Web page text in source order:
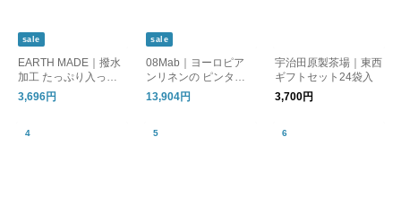
sale
EARTH MADE｜撥水
加工 たっぷり入っ
て、 軽やかに持てる
リップストップ2WAY
3,696円
sale
08Mab｜ヨーロピア
ンリネンの ピンタッ
クワンピース
13,904円
宇治田原製茶場｜東西
ギフトセット24袋入
3,700円